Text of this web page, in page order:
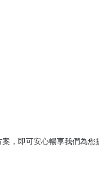
，即可安心暢享我們為您